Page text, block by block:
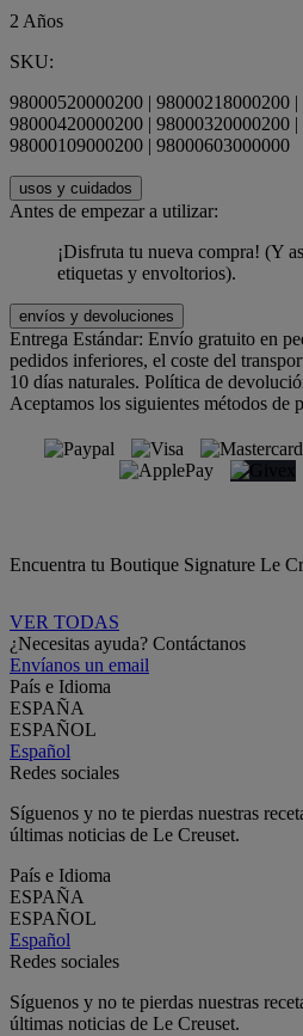
2 Años
SKU:
98000520000200 | 98000218000200
98000420000200 | 98000320000200
98000109000200 | 98000603000000
usos y cuidados
Antes de empezar a utilizar:
¡Disfruta tu nueva compra! (Y
etiquetas y envoltorios).
envíos y devoluciones
Entrega Estándar: Envío gratuito en
pedidos inferiores, el coste del
10 días naturales. Política de
Aceptamos los siguientes métodos de
Encuentra tu Boutique Signature Le
VER TODAS
¿Necesitas ayuda? Contáctanos
Envíanos un email
País e Idioma
ESPAÑA
ESPAÑOL
Español
Redes sociales
Síguenos y no te pierdas nuestras
últimas noticias de Le Creuset.
País e Idioma
ESPAÑA
ESPAÑOL
Español
Redes sociales
Síguenos y no te pierdas nuestras
últimas noticias de Le Creuset.